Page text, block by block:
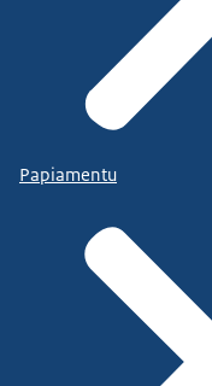
Papiamentu